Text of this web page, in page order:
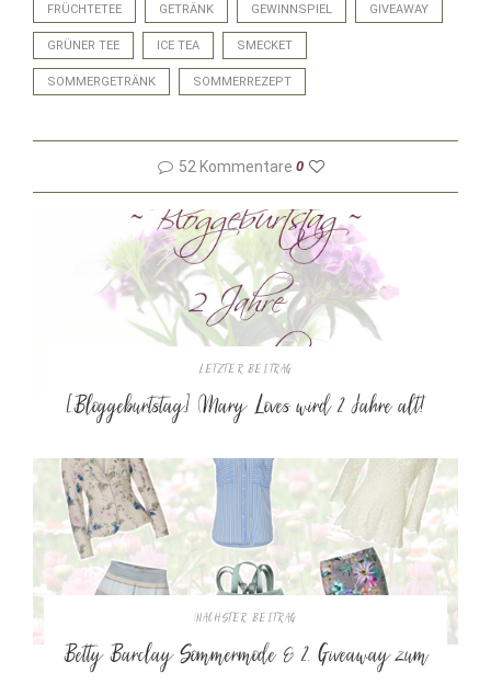
FRÜCHTETEE GETRÄNK GEWINNSPIEL GIVEAWAY
GRÜNER TEE ICE TEA SMECKET
SOMMERGETRÄNK SOMMERREZEPT
52 Kommentare 0
LETZTER BEITRAG
[Bloggeburtstag] Mary Loves wird 2 Jahre alt!
NÄCHSTER BEITRAG
Betty Barclay Sommermode & 2. Giveaway zum